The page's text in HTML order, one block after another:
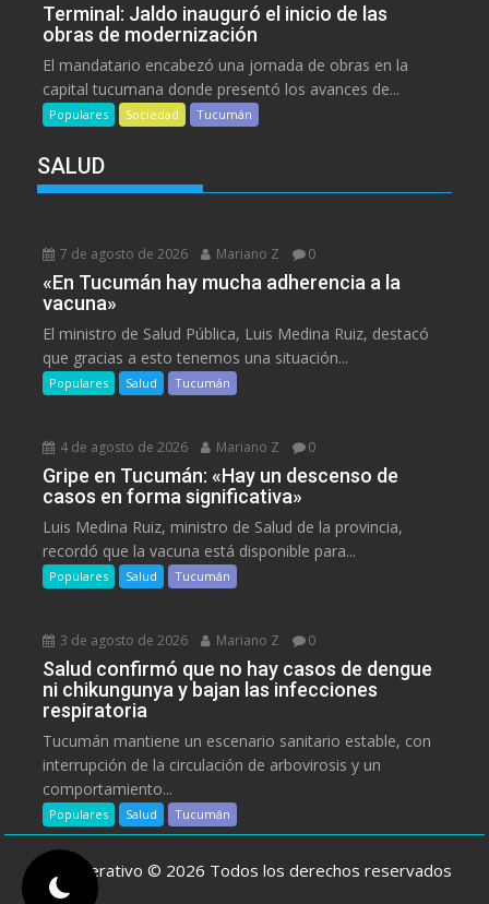
Terminal: Jaldo inauguró el inicio de las
obras de modernización
El mandatario encabezó una jornada de obras en la
capital tucumana donde presentó los avances de...
Populares Sociedad Tucumán
SALUD
7 de agosto de 2026 Mariano Z 0
«En Tucumán hay mucha adherencia a la
vacuna»
El ministro de Salud Pública, Luis Medina Ruiz, destacó
que gracias a esto tenemos una situación...
Populares Salud Tucumán
4 de agosto de 2026 Mariano Z 0
Gripe en Tucumán: «Hay un descenso de
casos en forma significativa»
Luis Medina Ruiz, ministro de Salud de la provincia,
recordó que la vacuna está disponible para...
Populares Salud Tucumán
3 de agosto de 2026 Mariano Z 0
Salud confirmó que no hay casos de dengue
ni chikungunya y bajan las infecciones
respiratoria
Tucumán mantiene un escenario sanitario estable, con
interrupción de la circulación de arbovirosis y un
comportamiento...
Populares Salud Tucumán
ElCooperativo © 2026 Todos los derechos reservados